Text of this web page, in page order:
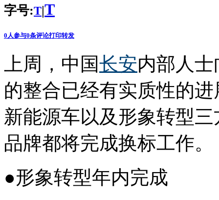
字号:T|T
0 人参与0条评论打印转发
上周，中国长安内部人
的整合已经有实质性的
新能源车以及形象转型
品牌都将完成换标工作。
●形象转型年内完成